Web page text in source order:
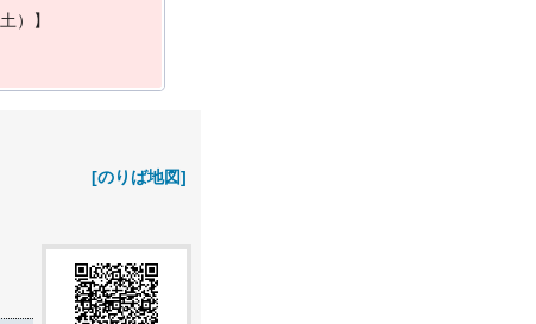
土）
】
[のりば地図]